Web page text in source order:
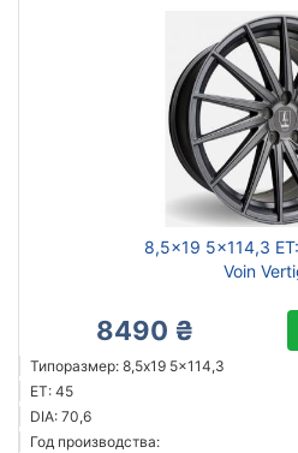
8,5x19 5x114,3
Voin
8490 ₴
Типоразмер: 8,5x19 5x114,3
ET: 45
DIA: 70,6
Год производства: